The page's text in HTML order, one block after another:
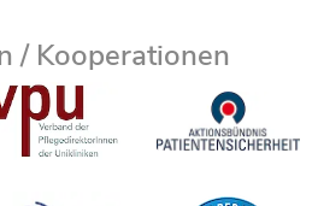
/ Kooperationen